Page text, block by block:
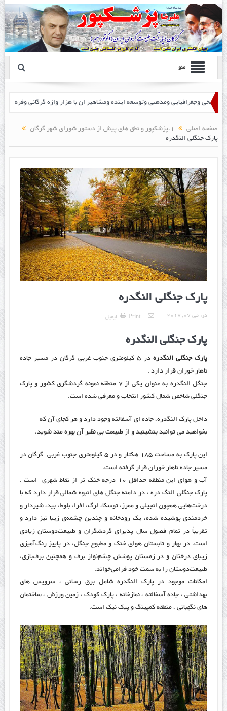
منو
صفحه اصلی
1.پزشکپور و نطق های پیش از دستور شورای شهر گرگان
پارک جنگلی النگدره
پارک جنگلی النگدره
در: می 07, 2017 Print ایمیل
پارک جنگلی النگدره
پارک جنگلی النگدره
در ۵ کیلومتری جنوب غربی گرگان در مسیر جاده
ناهار خوران قرار دارد .
جنگل النگدره به عنوان یکی از ۷ منطقه نمونه گردشگری کشور و پارک
جنگلی شاخص شمال کشور انتخاب و معرفی شده است.
داخل پارک النگدره، جاده ای آسفالته وجود دارد و هر کجای آن که
بخواهید می توانید بنشینید و از طبیعت بی نظیر آن بهره مند شوید.
این پارک به مساحت ۱۸۵ هکتار و در ۵ کیلومتری جنوب غربی گرگان در
مسیر جاده ناهار خوران قرار گرفته است.
آب و هوای این منطقه حداقل ۱۰ درجه خنک تر از نقاط شهری است .
پارک جنگلی النگ دره ، در دامنه جنگل های انبوه شمالی قرار دارد که با
درخت‌هایی همچون انجیلی و ممرز، توسکا، لرگ، افرا، بلوط، بید، شیردار و
خردمندی پوشیده شده، یک رودخانه و چندین چشمه‌ی زیبا نیز دارد و
تقریباً در تمام فصول سال پذیرای گردشگران و طبیعت‌دوستان زیادی
است. در بهار و تابستان هوای خنک و مطبوع جنگل، در پاییز رنگ‌آمیزی
زیبای درختان و در زمستان پوشش چشم‌نواز برف و همچنین برف‌بازی،
طبیعت‌دوستان را به سمت خود فرامی‌خواند.
امکانات موجود در پارک النگدره شامل برق رسانی ، سرویس های
بهداشتی ، جاده آسفالته ، نمازخانه ، پارک کودک ، زمین ورزش ، ساختمان
های نگهبانی ، منطقه کمپینگ و پیک نیک است.